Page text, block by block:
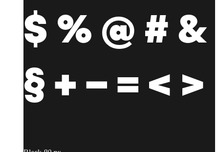
$ % @ # &
§ + − = < >